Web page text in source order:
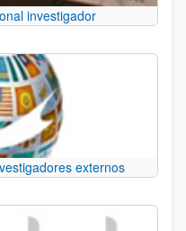
investigador
externos